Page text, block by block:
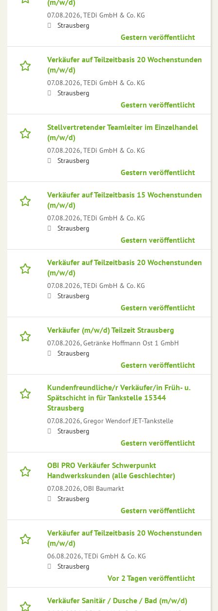
(m/w/d)
07.08.2026,TEDi GmbH & Co. KG
Strausberg
Gestern veröffentlicht
Verkäufer auf Teilzeitbasis 20 Wochenstunden
(m/w/d)
07.08.2026,TEDi GmbH & Co. KG
Strausberg
Gestern veröffentlicht
Stellvertretender Teamleiter im Einzelhandel
(m/w/d)
07.08.2026,TEDi GmbH & Co. KG
Strausberg
Gestern veröffentlicht
Verkäufer auf Teilzeitbasis 15 Wochenstunden
(m/w/d)
07.08.2026,TEDi GmbH & Co. KG
Strausberg
Gestern veröffentlicht
Verkäufer auf Teilzeitbasis 20 Wochenstunden
(m/w/d)
07.08.2026,TEDi GmbH & Co. KG
Strausberg
Gestern veröffentlicht
Verkäufer (m/w/d) Teilzeit Strausberg
07.08.2026,Getränke Hoffmann Ost 1 GmbH
Strausberg
Gestern veröffentlicht
Kundenfreundliche/r Verkäufer/in Früh- u.
Spätschicht in für Tankstelle 15344
Strausberg
07.08.2026,Gregor Wendorf JET-Tankstelle
Strausberg
Gestern veröffentlicht
OBI PRO Verkäufer Schwerpunkt
Handwerkskunden (alle Geschlechter)
07.08.2026,OBI Baumarkt
Strausberg
Gestern veröffentlicht
Verkäufer auf Teilzeitbasis 20 Wochenstunden
(m/w/d)
06.08.2026,TEDi GmbH & Co. KG
Strausberg
Vor 2 Tagen veröffentlicht
Verkäufer Sanitär / Dusche / Bad (m/w/d)